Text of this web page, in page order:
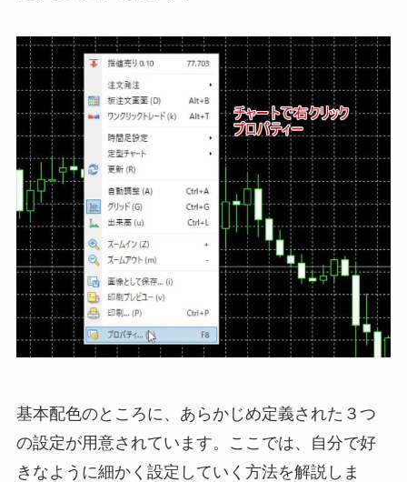
基本配色のところに、あらかじめ定義された３つ
の設定が用意されています。ここでは、自分で好
きなように細かく設定していく方法を解説しま